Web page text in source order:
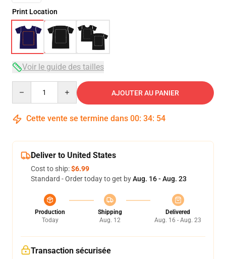
Print Location
Voir le guide des tailles
AJOUTER AU PANIER
Cette vente se termine dans 00: 34: 54
Deliver to United States
Cost to ship:$6.99
Standard - Order today to get byAug. 16 - Aug. 23
Production
Today
Shipping
Aug. 12
Delivered
Aug. 16 - Aug. 23
Transaction sécurisée